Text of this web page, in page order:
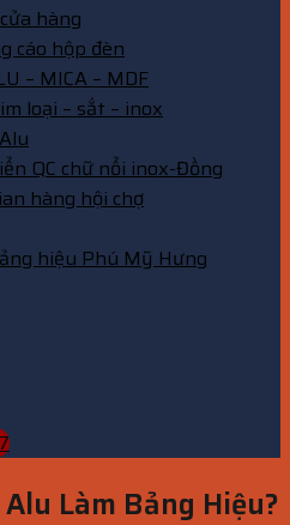
hàng
cáo hộp đèn
– MICA – MDF
loại – sắt – inox
QC chữ nổi inox-Đồng
hàng hội chợ
hiệu Phú Mỹ Hưng
Làm Bảng Hiệu?